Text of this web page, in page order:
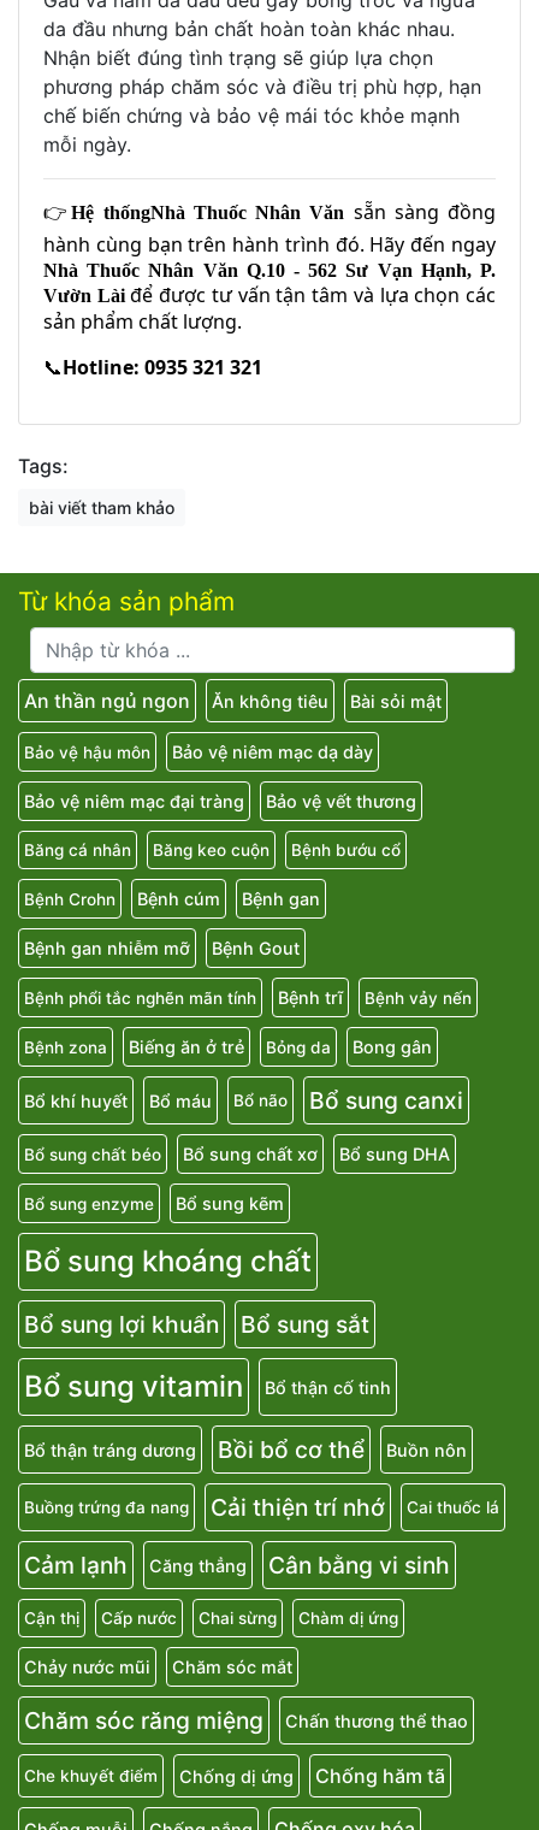
da đầu nhưng bản chất hoàn toàn khác nhau.
Nhận biết đúng tình trạng sẽ giúp lựa chọn
phương pháp chăm sóc và điều trị phù hợp, hạn
chế biến chứng và bảo vệ mái tóc khỏe mạnh
mỗi ngày.
👉Hệ thốngNhà Thuốc Nhân Văn sẵn sàng đồng
hành cùng bạn trên hành trình đó. Hãy đến ngay
Nhà Thuốc Nhân Văn Q.10 - 562 Sư Vạn Hạnh, P.
Vườn Làiđể được tư vấn tận tâm và lựa chọn các
sản phẩm chất lượng.
📞Hotline: 0935 321 321
Tags:
bài viết tham khảo
Từ khóa sản phẩm
An thần ngủ ngon Ăn không tiêu Bài sỏi mật
Bảo vệ hậu môn Bảo vệ niêm mạc dạ dày
Bảo vệ niêm mạc đại tràng Bảo vệ vết thương
Băng cá nhân Băng keo cuộn Bệnh bướu cổ
Bệnh Crohn Bệnh cúm Bệnh gan
Bệnh gan nhiễm mỡ Bệnh Gout
Bệnh phổi tắc nghẽn mãn tính Bệnh trĩ Bệnh vảy nến
Bệnh zona Biếng ăn ở trẻ Bỏng da Bong gân
Bổ khí huyết Bổ máu Bổ não Bổ sung canxi
Bổ sung chất béo Bổ sung chất xơ Bổ sung DHA
Bổ sung enzyme Bổ sung kẽm
Bổ sung khoáng chất
Bổ sung lợi khuẩn Bổ sung sắt
Bổ sung vitamin Bổ thận cố tinh
Bổ thận tráng dương Bồi bổ cơ thể Buồn nôn
Buồng trứng đa nang Cải thiện trí nhớ Cai thuốc lá
Cảm lạnh Căng thẳng Cân bằng vi sinh
Cận thị Cấp nước Chai sừng Chàm dị ứng
Chảy nước mũi Chăm sóc mắt
Chăm sóc răng miệng Chấn thương thể thao
Che khuyết điểm Chống dị ứng Chống hăm tã